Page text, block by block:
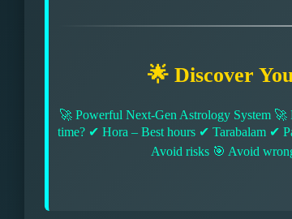
🌟 Discover
🚀 Powerful Next-Gen Astrology System
time? ✔ Hora – Best hours ✔ Tarabalam ✔
Avoid risks 🎯 Avoid